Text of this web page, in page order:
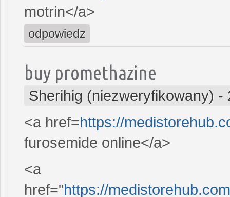
motrin</a>
odpowiedz
buy promethazine
Sherihig (niezweryfikowany) -
<a href=https://
furosemide online</a>
<a
href="https://